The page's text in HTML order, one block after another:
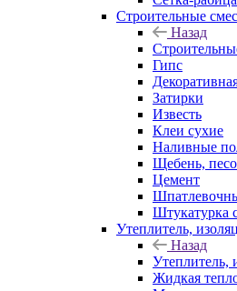
Строительные
Назад
Гипс
Затирки
Известь
Клеи сухие
Наливные
Щебень,
Цемент
Штукатурка
Утеплитель,
Назад
Утеплитель,
Жидкая